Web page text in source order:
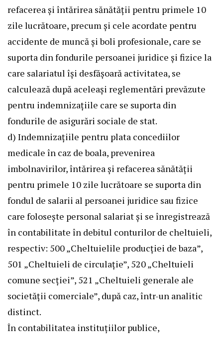
refacerea şi întărirea sănătăţii pentru primele 10
zile lucrătoare, precum şi cele acordate pentru
accidente de muncă şi boli profesionale, care se
suporta din fondurile persoanei juridice şi fizice la
care salariatul îşi desfăşoară activitatea, se
calculează după aceleaşi reglementări prevăzute
pentru indemnizaţiile care se suporta din
fondurile de asigurări sociale de stat.
d) Indemnizaţiile pentru plata concediilor
medicale în caz de boala, prevenirea
imbolnavirilor, întărirea şi refacerea sănătăţii
pentru primele 10 zile lucrătoare se suporta din
fondul de salarii al persoanei juridice sau fizice
care foloseşte personal salariat şi se înregistrează
în contabilitate în debitul conturilor de cheltuieli,
respectiv: 500 „Cheltuielile producţiei de baza”,
501 „Cheltuieli de circulaţie”, 520 „Cheltuieli
comune secţiei”, 521 „Cheltuieli generale ale
societăţii comerciale”, după caz, într-un analitic
distinct.
În contabilitatea instituţiilor publice,